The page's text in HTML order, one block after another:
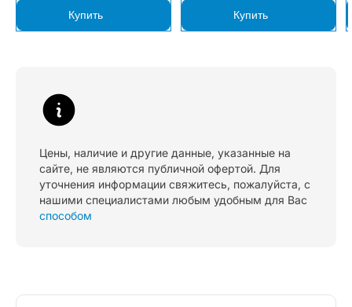
Купить Купить
Цены, наличие и другие данные, указанные на
сайте, не являются публичной офертой. Для
уточнения информации свяжитесь, пожалуйста, с
нашими специалистами любым удобным для Вас
способом